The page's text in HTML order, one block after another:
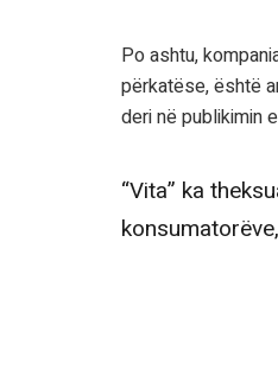
Po ashtu,
përkatëse, është
deri në publikimin
“Vita” ka